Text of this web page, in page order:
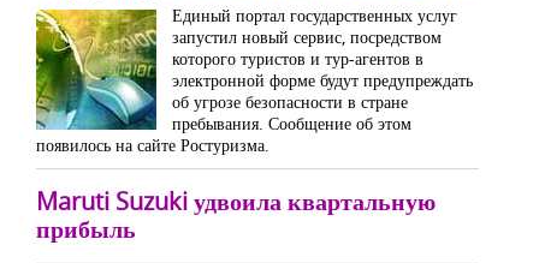
Единый портал государственных услуг
запустил новый сервис, посредством
которого туристов и тур-агентов в
электронной форме будут предупреждать
об угрозе безопасности в стране
пребывания. Сообщение об этом
появилось на сайте Ростуризма.
Maruti Suzuki удвоила квартальную
прибыль